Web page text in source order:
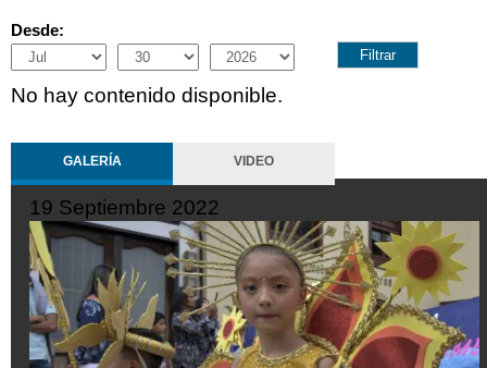
Desde:
Month
Day Year
No hay contenido disponible.
GALERÍA VIDEO
10 Octubre 2022